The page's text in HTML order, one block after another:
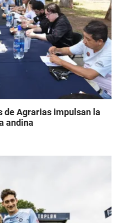
de Agrarias impulsan la
andina